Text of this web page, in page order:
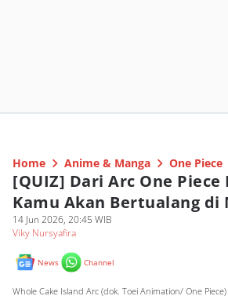
Home Anime & Manga One Piece
[QUIZ] Dari Arc One
Kamu Akan Bertualang di
14 Jun 2026, 20:45 WIB
Viky Nursyafira
News Channel
Whole Cake Island Arc (dok. Toei Animation/ One Piece)